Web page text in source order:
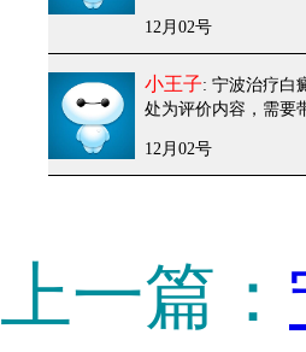
12月02号
小王子: 宁波治疗白
处为评价内容，需要
12月02号
上一篇：